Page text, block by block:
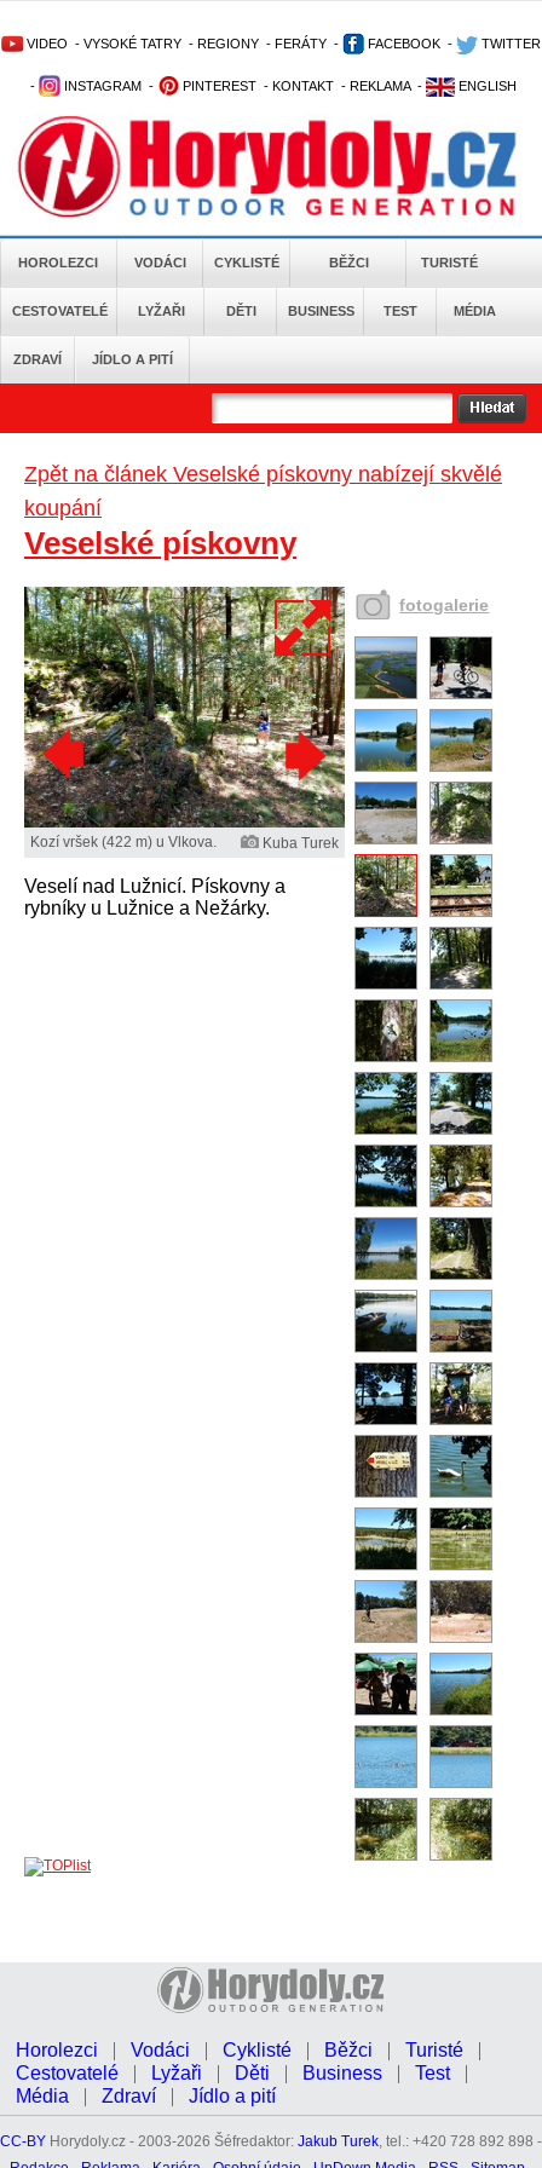
VIDEO - VYSOKÉ TATRY - REGIONY - FERÁTY - FACEBOOK - TWITTER
- INSTAGRAM - PINTEREST - KONTAKT - REKLAMA - ENGLISH
HOROLEZCI VODÁCI CYKLISTÉ BĚŽCI TURISTÉ
CESTOVATELÉ LYŽAŘI DĚTI BUSINESS TEST MÉDIA
ZDRAVÍ JÍDLO A PITÍ
Zpět na článek Veselské pískovny nabízejí skvělé
koupání
Veselské pískovny
Kozí vršek (422 m) u Vlkova. Kuba Turek
Veselí nad Lužnicí. Pískovny a
rybníky u Lužnice a Nežárky.
fotogalerie
Horolezci Vodáci Cyklisté Běžci
Turisté
Cestovatelé
Lyžaři Děti Business
Test
Média
Zdraví Jídlo a pití
CC-BY Horydoly.cz - 2003-2026 Šéfredaktor: Jakub Turek, tel.: +420 728 892 898 -